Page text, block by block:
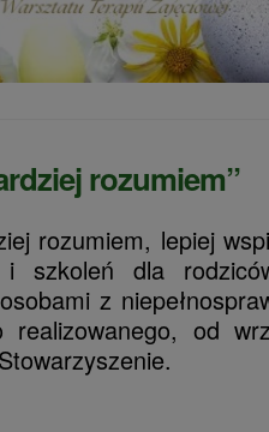
rozumiem”
rozumiem, lepiej
dla
z
realizowanego, od